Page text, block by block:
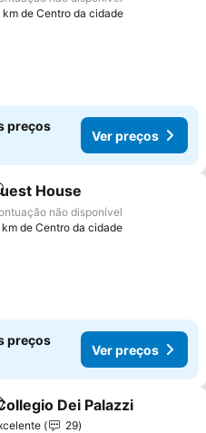
km de Centro da cidade
preços
Ver preços
aos favoritos
House
não disponível
km de Centro da cidade
preços
Ver preços
aos favoritos
Dei Palazzi
29